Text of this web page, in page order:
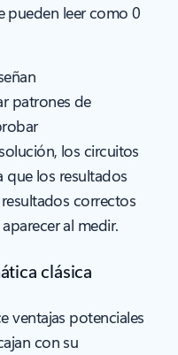
pueden leer como 0
patrones de
los circuitos
que los resultados
correctos
al medir.
clásica
ventajas potenciales
con su